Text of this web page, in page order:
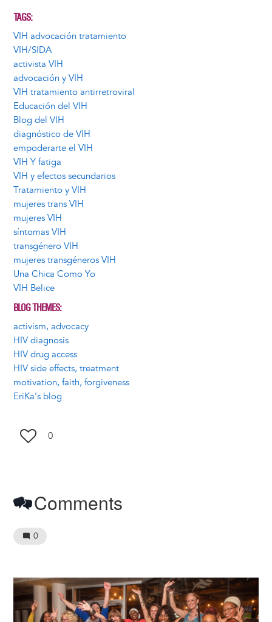
TAGS
VIH advocación tratamiento
VIH/SIDA
activista VIH
advocación y VIH
VIH tratamiento antirretroviral
Educación del VIH
Blog del VIH
diagnóstico de VIH
empoderarte el VIH
VIH Y fatiga
VIH y efectos secundarios
Tratamiento y VIH
mujeres trans VIH
mujeres VIH
síntomas VIH
transgénero VIH
mujeres transgéneros VIH
Una Chica Como Yo
VIH Belice
BLOG THEMES
activism, advocacy
HIV diagnosis
HIV drug access
HIV side effects, treatment
motivation, faith, forgiveness
EriKa's blog
0
Comments
0
Image